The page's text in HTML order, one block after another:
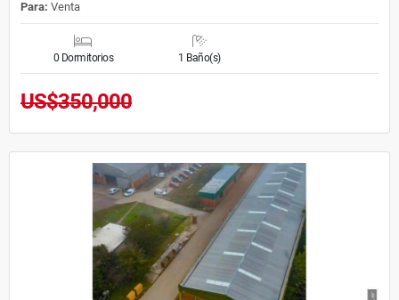
Para: Venta
0 Dormitorios 1 Baño(s)
US$350,000